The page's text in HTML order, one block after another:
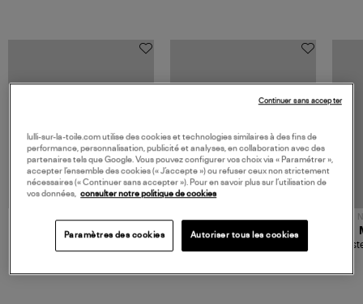
JEROME DREYFUSS TORAL
lulli-sur-la-toile.com utilise des cookies et technologies similaires à des fins de
performance, personnalisation, publicité et analyses, en collaboration avec des
partenaires tels que Google. Vous pouvez configurer vos choix via « Paramétrer »,
accepter l’ensemble des cookies (« J’accepte ») ou refuser ceux non strictement
nécessaires (« Continuer sans accepter »). Pour en savoir plus sur l’utilisation de
vos données, consulter notre politique de cookies
Paramètres des cookies Autoriser tous les cookies
Continuer sans accepter